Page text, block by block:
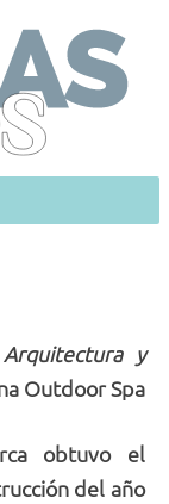
y
Outdoor Spa
obtuvo el
del año